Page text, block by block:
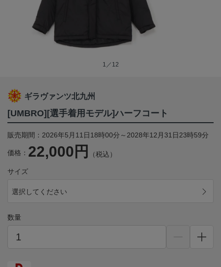
1／12
ギラヴァンツ北九州
[UMBRO][選手着用モデル]ハーフコート
販売期間：2026年5月11日18時00分～2028年12月31日23時59分
価格： 22,000円 （税込）
サイズ
選択してください
数量